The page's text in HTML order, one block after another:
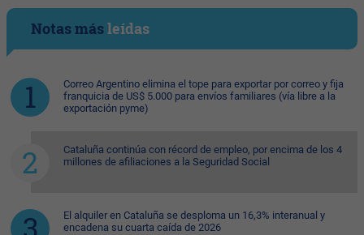
Notas másleídas
Correo Argentino elimina el tope para exportar por correo y fija
franquicia de US$ 5.000 para envíos familiares (vía libre a la
exportación pyme)
Cataluña continúa con récord de empleo, por encima de los 4
millones de afiliaciones a la Seguridad Social
El alquiler en Cataluña se desploma un 16,3% interanual y
encadena su cuarta caída de 2026